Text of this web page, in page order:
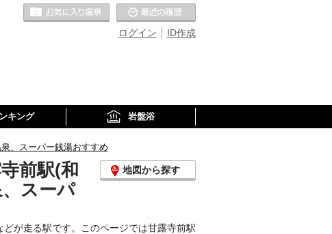
ID作成
ログイン
お気に入りの温泉
キング 岩盤浴
、スーパー銭湯おすすめ
前駅(和
スーパ
地図から探す
が走る駅です。このページでは甘露寺前駅